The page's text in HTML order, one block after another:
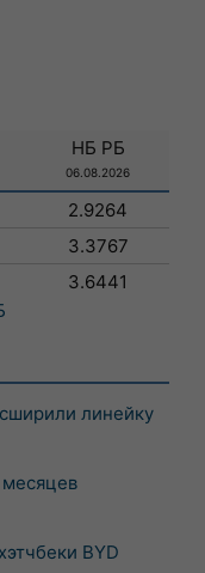
НБ РБ
06.08.2026
2.9264
3.3767
3.6441
линейку
месяцев
BYD